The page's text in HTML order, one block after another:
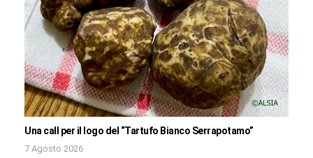
Una call per il logo del “Tartufo Bianco Serrapotamo”
7 Agosto 2026